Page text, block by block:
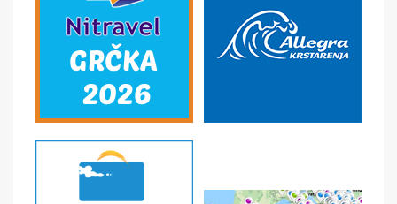
prevoz autobusima turističke klase sa TV, audio, klima
opremom, usluge pratioca tokom putovanja, usluge
predstavnika tokom boravka.
U CENU NIJE UKLJUČENO